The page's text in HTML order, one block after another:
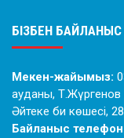
БІЗБЕН БАЙЛАНЫС
Мекен-жайымыз:
ауданы,
Әйтеке би көшесі,
Байланыс